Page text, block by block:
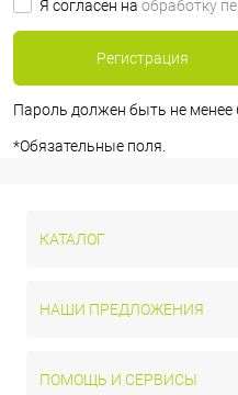
Я согласен на обработку
Пароль должен быть не менее
*Обязательные поля.
КАТАЛОГ
НАШИ ПРЕДЛОЖЕНИЯ
ПОМОЩЬ И СЕРВИСЫ